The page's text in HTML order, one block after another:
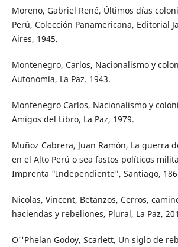
Moreno, Gabriel René, Últimos días
Perú, Colección Panamericana, Editorial
Aires, 1945.
Montenegro, Carlos, Nacionalismo y
Autonomía, La Paz. 1943.
Montenegro Carlos, Nacionalismo y
Amigos del Libro, La Paz, 1979.
Muñoz Cabrera, Juan Ramón, La guerra
en el Alto Perú o sea fastos políticos
Imprenta "Independiente", Santiago,
Nicolas, Vincent, Betanzos, Cerros,
haciendas y rebeliones, Plural, La Paz,
O''Phelan Godoy, Scarlett, Un siglo de